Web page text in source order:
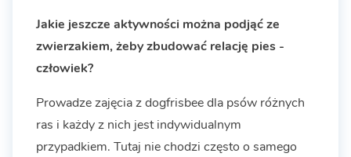
Jakie jeszcze aktywności można podjąć ze
zwierzakiem, żeby zbudować relację pies -
człowiek?
Prowadze zajęcia z dogfrisbee dla psów różnych
ras i każdy z nich jest indywidualnym
przypadkiem. Tutaj nie chodzi często o samego